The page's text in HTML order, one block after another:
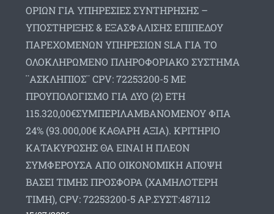
ΟΡΙΩΝ ΓΙΑ ΥΠΗΡΕΣΙΕΣ ΣΥΝΤΗΡΗΣΗΣ –
ΥΠΟΣΤΗΡΙΞΗΣ & ΕΞΑΣΦΑΛΙΣΗΣ ΕΠΙΠΕΔΟΥ
ΠΑΡΕΧΟΜΕΝΩΝ ΥΠΗΡΕΣΙΩΝ SLA ΓΙΑ ΤΟ
ΟΛΟΚΛΗΡΩΜΕΝΟ ΠΛΗΡΟΦΟΡΙΑΚΟ ΣΥΣΤΗΜΑ
¨ΑΣΚΛΗΠΙΟΣ¨ CPV: 72253200-5 ΜΕ
ΠΡΟΥΠΟΛΟΓΙΣΜΟ ΓΙΑ ΔΥΟ (2) ΕΤΗ
115.320,00€ΣΥΜΠΕΡΙΛΑΜΒΑΝΟΜΕΝΟΥ ΦΠΑ
24% (93.000,00€ ΚΑΘΑΡΗ ΑΞΙΑ). ΚΡΙΤΗΡΙΟ
ΚΑΤΑΚΥΡΩΣΗΣ ΘΑ ΕΙΝΑΙ Η ΠΛΕΟΝ
ΣΥΜΦΕΡΟΥΣΑ ΑΠΟ ΟΙΚΟΝΟΜΙΚΗ ΑΠΟΨΗ
ΒΑΣΕΙ ΤΙΜΗΣ ΠΡΟΣΦΟΡΑ (ΧΑΜΗΛΟΤΕΡΗ
ΤΙΜΗ), CPV: 72253200-5 ΑΡ.ΣΥΣΤ:487112